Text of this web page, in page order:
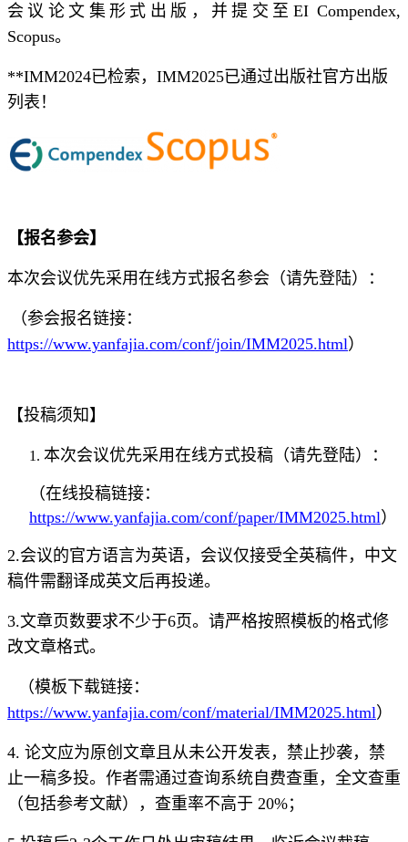
会议论文集形式出版，并提交至EI Compendex,
Scopus。
**IMM2024已检索，IMM2025已通过出版社官方出版
列表！
【报名参会】
本次会议优先采用在线方式报名参会（请先登陆）：
（参会报名链接：
https://www.yanfajia.com/conf/join/IMM2025.html）
【投稿须知】
本次会议优先采用在线方式投稿（请先登陆）：
（在线投稿链接：
https://www.yanfajia.com/conf/paper/IMM2025.html）
2.会议的官方语言为英语，会议仅接受全英稿件，中文
稿件需翻译成英文后再投递。
3.文章页数要求不少于6页。请严格按照模板的格式修
改文章格式。
（模板下载链接：
https://www.yanfajia.com/conf/material/IMM2025.html）
4. 论文应为原创文章且从未公开发表，禁止抄袭，禁
止一稿多投。作者需通过查询系统自费查重，全文查重
（包括参考文献），查重率不高于 20%；